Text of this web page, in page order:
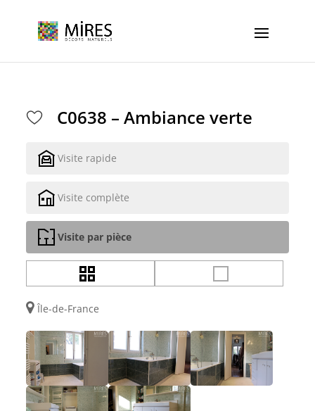
C0638 – Ambiance verte
Visite rapide
Visite complète
Visite par pièce
Île-de-France